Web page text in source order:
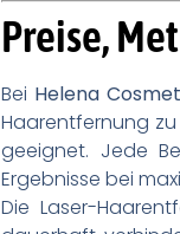
Preise,
Bei Helena
Haarentfernung
geeignet. Jede
Ergebnisse bei
Die Laser-